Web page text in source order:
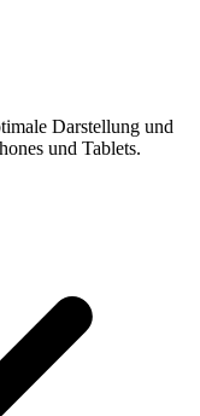
Darstellung und
und Tablets.